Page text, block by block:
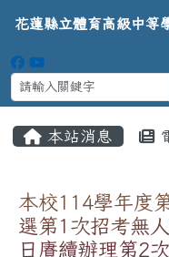
花蓮縣立體育
導覽列
花蓮縣立體育高級中等
本站消息
本校114學年度
選第1次招考無
日賡續辦理第2